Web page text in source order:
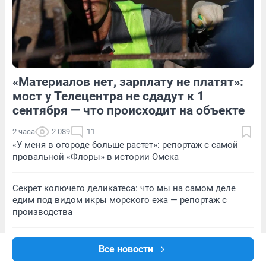
Все новости
1 Обсудить 3 Обсудить
1 Обсудить 3 Обсудить
«Материалов нет, зарплату не платят»:
мост у Телецентра не сдадут к 1
сентября — что происходит на объекте
2 часа 2 089 11
«У меня в огороде больше растет»: репортаж с самой
провальной «Флоры» в истории Омска
Секрет колючего деликатеса: что мы на самом деле
едим под видом икры морского ежа — репортаж с
производства
«Страшно, жить-то хочется». Что происходит вокруг
атакованного БПЛА склада Wildberries в Волгограде —